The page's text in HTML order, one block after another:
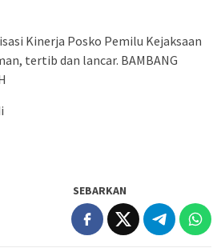
Kinerja Posko Pemilu Kejaksaan
tertib dan lancar. BAMBANG
SEBARKAN